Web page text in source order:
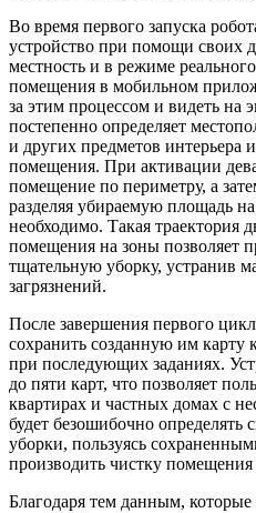
Во время первого запуска
устройство при помощи своих
местность и в режиме
помещения в мобильном
за этим процессом и видеть на
постепенно определяет
и других предметов интерьера
помещения. При активации
помещение по периметру, а
разделяя убираемую площадь
необходимо. Такая траектория
помещения на зоны позволяет
тщательную уборку, устранив
загрязнений.
После завершения первого
сохранить созданную им карту
при последующих заданиях.
до пяти карт, что позволяет
квартирах и частных домах с
будет безошибочно определять
уборки, пользуясь
производить чистку
Благодаря тем данным,